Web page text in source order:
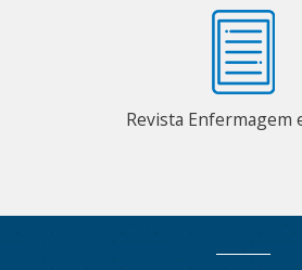
Revista Enfermagem